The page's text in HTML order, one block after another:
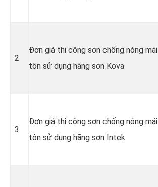
2
Đơn giá thi công sơn chống nóng mái
tôn sử dụng hãng sơn Kova
3
Đơn giá thi công sơn chống nóng mái
tôn sử dụng hãng sơn Intek